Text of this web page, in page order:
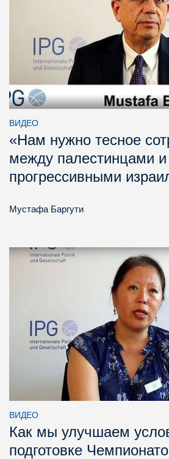
ВИДЕО
«Нам нужно тесное
между палестинцами и
прогрессивными
Мустафа Баргути
ВИДЕО
Как мы улучшаем
подготовке